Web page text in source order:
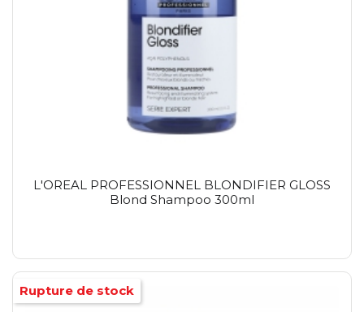
L'OREAL PROFESSIONNEL BLONDIFIER GLOSS
Blond Shampoo 300ml
Rupture de stock